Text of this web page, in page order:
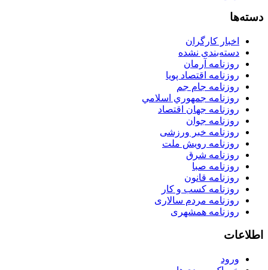
دسته‌ها
اخبار کارگران
دسته‌بندی نشده
روزنامه آرمان
روزنامه اقتصاد پویا
روزنامه جام جم
روزنامه جمهوري اسلامي
روزنامه جهان اقتصاد
روزنامه جوان
روزنامه خبر ورزشى
روزنامه رویش ملت
روزنامه شرق
روزنامه صبا
روزنامه قانون
روزنامه كسب و كار
روزنامه مردم سالاری
روزنامه همشهری
اطلاعات
ورود